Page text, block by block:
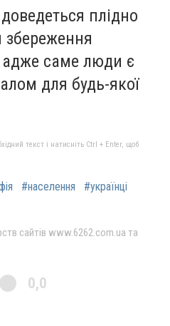
плідно
адже саме люди є
для будь-якої
текст і натисніть Ctrl + Enter, щоб
#населення #українці
сайтів www.6262.com.ua та
0,0